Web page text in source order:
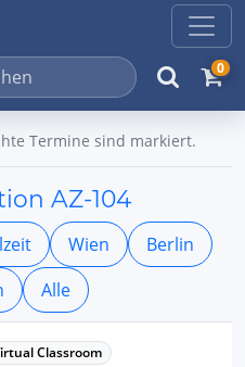
0
Termine sind markiert.
AZ-104
Wien
Berlin
Alle
Classroom